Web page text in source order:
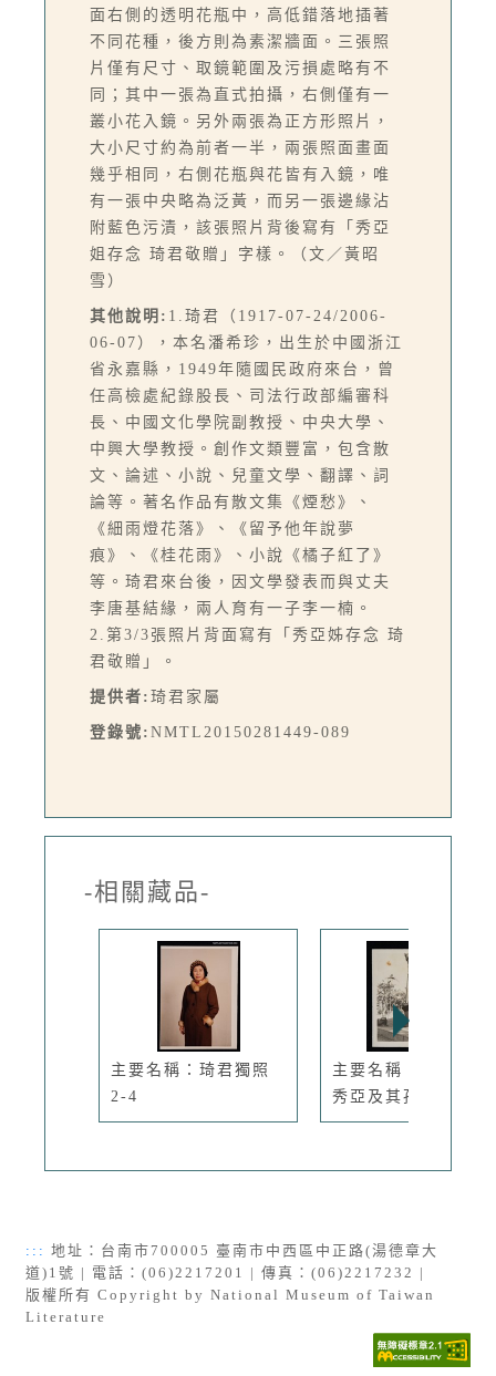
面右側的透明花瓶中，高低錯落地插著
不同花種，後方則為素潔牆面。三張照
片僅有尺寸、取鏡範圍及污損處略有不
同；其中一張為直式拍攝，右側僅有一
叢小花入鏡。另外兩張為正方形照片，
大小尺寸約為前者一半，兩張照面畫面
幾乎相同，右側花瓶與花皆有入鏡，唯
有一張中央略為泛黃，而另一張邊緣沾
附藍色污漬，該張照片背後寫有「秀亞
姐存念 琦君敬贈」字樣。（文／黃昭
雪）
其他說明: 1.琦君（1917-07-24/2006-
06-07），本名潘希珍，出生於中國浙江
省永嘉縣，1949年隨國民政府來台，曾
任高檢處紀錄股長、司法行政部編審科
長、中國文化學院副教授、中央大學、
中興大學教授。創作文類豐富，包含散
文、論述、小說、兒童文學、翻譯、詞
論等。著名作品有散文集《煙愁》、
《細雨燈花落》、《留予他年說夢
痕》、《桂花雨》、小說《橘子紅了》
等。琦君來台後，因文學發表而與丈夫
李唐基結緣，兩人育有一子李一楠。
2.第3/3張照片背面寫有「秀亞姊存念 琦
君敬贈」。
提供者: 琦君家屬
登錄號: NMTL20150281449-089
-相關藏品-
主要名稱：琦君獨照
2-4
主要名稱：琦君與張
秀亞及其孩...
::: 地址：台南市700005 臺南市中西區中正路(湯德章大
道)1號 | 電話：(06)2217201 | 傳真：(06)2217232 |
版權所有 Copyright by National Museum of Taiwan
Literature